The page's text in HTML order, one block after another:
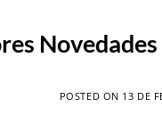
POSTED ON 13 DE